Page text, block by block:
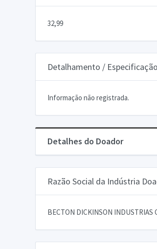
32,99
Detalhamento / Especificação
Informação não registrada.
Detalhes do Doador
Razão Social da Indústria
BECTON DICKINSON INDUSTRIAS